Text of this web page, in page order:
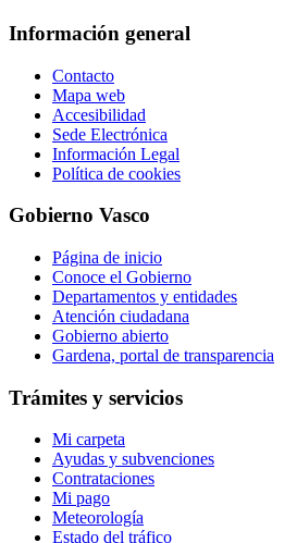
Información general
Contacto
Mapa web
Accesibilidad
Sede Electrónica
Información Legal
Política de cookies
Gobierno Vasco
Página de inicio
Conoce el Gobierno
Departamentos y entidades
Atención ciudadana
Gobierno abierto
Gardena, portal de transparencia
Trámites y servicios
Mi carpeta
Ayudas y subvenciones
Contrataciones
Mi pago
Meteorología
Estado del tráfico